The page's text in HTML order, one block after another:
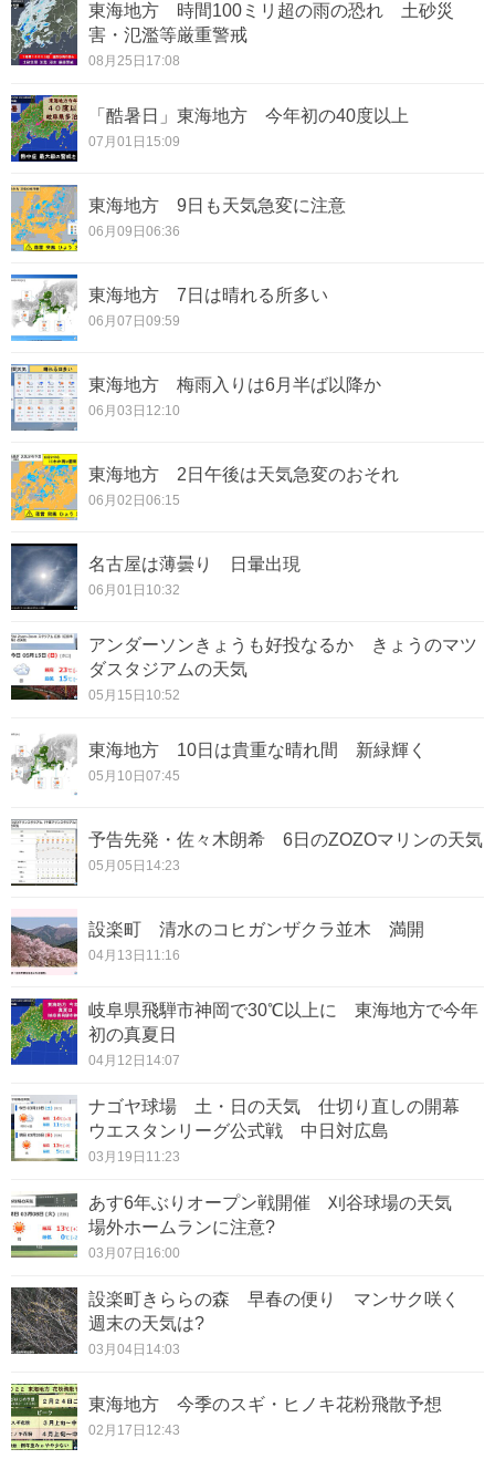
東海地方 時間100ミリ超の雨の恐れ 土砂災
害・氾濫等厳重警戒
08月25日17:08
「酷暑日」東海地方 今年初の40度以上
07月01日15:09
東海地方 9日も天気急変に注意
06月09日06:36
東海地方 7日は晴れる所多い
06月07日09:59
東海地方 梅雨入りは6月半ば以降か
06月03日12:10
東海地方 2日午後は天気急変のおそれ
06月02日06:15
名古屋は薄曇り 日暈出現
06月01日10:32
アンダーソンきょうも好投なるか きょうのマツ
ダスタジアムの天気
05月15日10:52
東海地方 10日は貴重な晴れ間 新緑輝く
05月10日07:45
予告先発・佐々木朗希 6日のZOZOマリンの天気
05月05日14:23
設楽町 清水のコヒガンザクラ並木 満開
04月13日11:16
岐阜県飛騨市神岡で30℃以上に 東海地方で今年
初の真夏日
04月12日14:07
ナゴヤ球場 土・日の天気 仕切り直しの開幕
ウエスタンリーグ公式戦 中日対広島
03月19日11:23
あす6年ぶりオープン戦開催 刈谷球場の天気
場外ホームランに注意?
03月07日16:00
設楽町きららの森 早春の便り マンサク咲く
週末の天気は?
03月04日14:03
東海地方 今季のスギ・ヒノキ花粉飛散予想
02月17日12:43